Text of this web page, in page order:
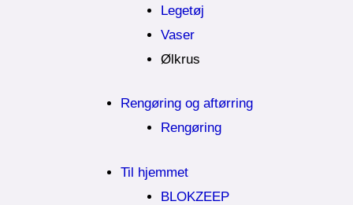
Legetøj
Vaser
Ølkrus
Rengøring og aftørring
Rengøring
Til hjemmet
BLOKZEEP